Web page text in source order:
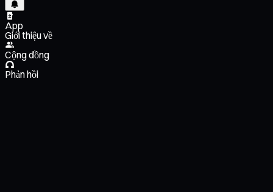
App
Giới thiệu về
Cộng đồng
Phản hồi